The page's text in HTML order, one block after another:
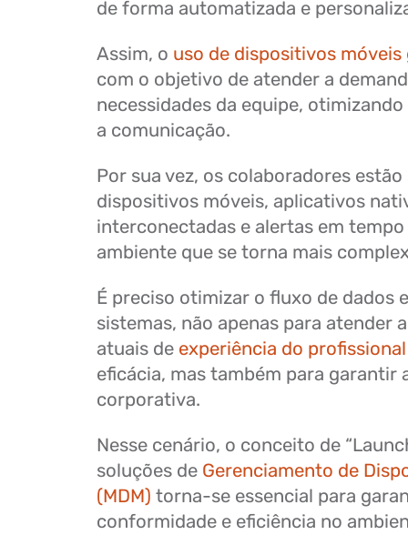
de forma automatizada e
Assim, o uso de dispositivos móveis
com o objetivo de atender a
necessidades da equipe,
a comunicação.
Por sua vez, os colaboradores
dispositivos móveis, aplicativos
interconectadas e alertas em tempo
ambiente que se torna mais
É preciso otimizar o fluxo de dados
sistemas, não apenas para atender
atuais de experiência do profissional
eficácia, mas também para garantir
corporativa.
Nesse cenário, o conceito de
soluções de Gerenciamento de
(MDM) torna-se essencial para
conformidade e eficiência no